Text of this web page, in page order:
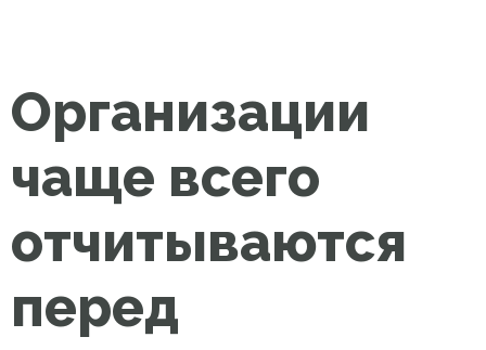
Организации
чаще всего
отчитываются
перед